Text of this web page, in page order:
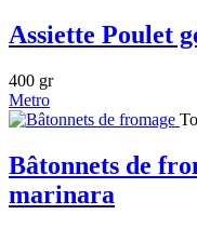
Assiette Poulet
400 gr
Metro
Bâtonnets de
marinara